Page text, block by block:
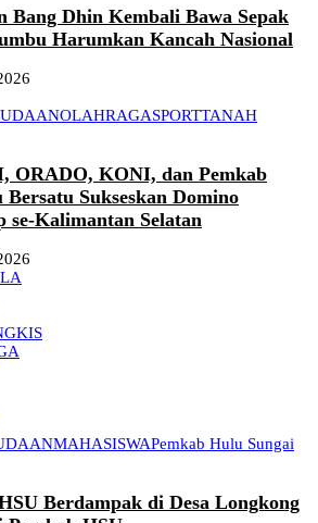
Bang Dhin Kembali Bawa Sepak
Harumkan Kancah Nasional
OLAHRAGASPORTTANAH
ORADO, KONI, dan Pemkab
Bersatu Sukseskan Domino
se-Kalimantan Selatan
MAHASISWAPemkab Hulu Sungai
Berdampak di Desa Longkong